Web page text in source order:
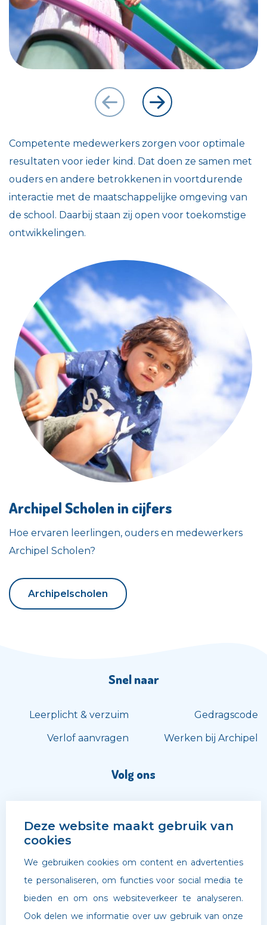
Competente medewerkers zorgen voor optimale
resultaten voor ieder kind. Dat doen ze samen met
ouders en andere betrokkenen in voortdurende
interactie met de maatschappelijke omgeving van
de school. Daarbij staan zij open voor toekomstige
ontwikkelingen.
Archipel Scholen in cijfers
Hoe ervaren leerlingen, ouders en medewerkers
Archipel Scholen?
Archipelscholen
Archipelscholen
Snel naar
Leerplicht & verzuim
Verlof aanvragen
Gedragscode
Werken bij Archipel
Volg ons
Deze website maakt gebruik van
cookies
We gebruiken cookies om content en advertenties
te personaliseren, om functies voor social media te
bieden en om ons websiteverkeer te analyseren.
Ook delen we informatie over uw gebruik van onze